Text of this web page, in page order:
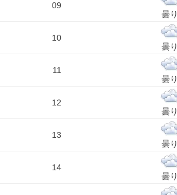
09
曇り
10
曇り
11
曇り
12
曇り
13
曇り
14
曇り